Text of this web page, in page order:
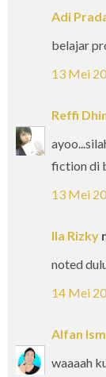
Adi
belajar
13 Mei
Reffi
fiction di
13 Mei
Ila Rizky
noted
14 Mei
Alfan
waaaah